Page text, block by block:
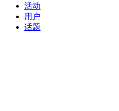
活动
用户
话题